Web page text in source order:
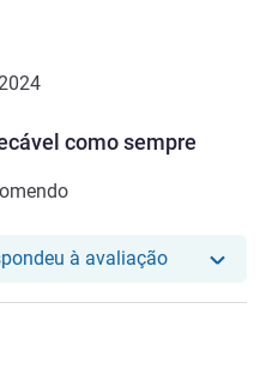
como sempre
5
à avaliaçãoO nosso
5